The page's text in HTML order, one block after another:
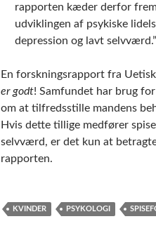
rapporten kæder derfor
udviklingen af psykiske
depression og lavt selvværd.”
En forskningsrapport fra
er godt! Samfundet har brug
om at tilfredsstille mandens
Hvis dette tillige medfører
selvværd, er det kun at
rapporten.
KVINDER PSYKOLOGI